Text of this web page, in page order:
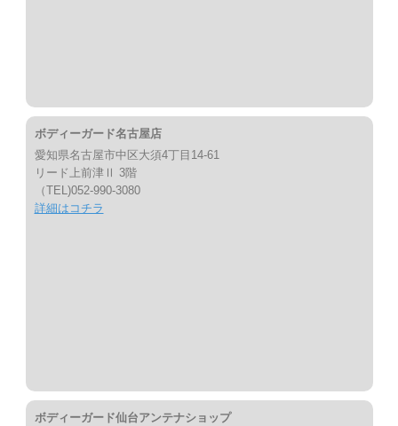
ボディーガード名古屋店
愛知県名古屋市中区大須4丁目14-61
リード上前津Ⅱ 3階
（TEL)052-990-3080
詳細はコチラ
ボディーガード仙台アンテナショップ